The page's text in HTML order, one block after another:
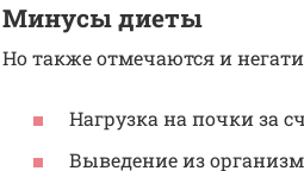
Минусы диеты
Но также отмечаются и
Нагрузка на почки за
Выведение из